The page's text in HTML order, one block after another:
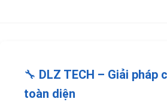
🔧 DLZ TECH – Giải pháp
toàn diện